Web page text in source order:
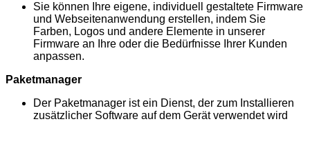
Sie können Ihre eigene, individuell gestaltete Firmware
und Webseitenanwendung erstellen, indem Sie
Farben, Logos und andere Elemente in unserer
Firmware an Ihre oder die Bedürfnisse Ihrer Kunden
anpassen.
Paketmanager
Der Paketmanager ist ein Dienst, der zum Installieren
zusätzlicher Software auf dem Gerät verwendet wird